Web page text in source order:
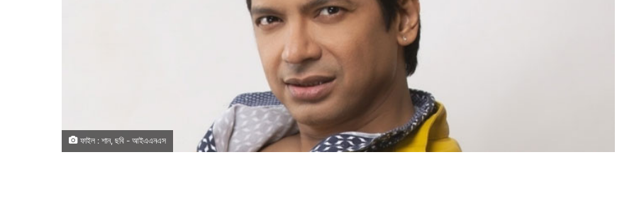
ফাইল : শান, ছবি - আইএএনএস